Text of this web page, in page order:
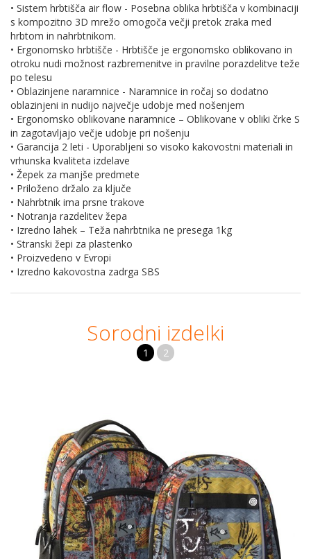
• Sistem hrbtišča air flow - Posebna oblika hrbtišča v kombinaciji
s kompozitno 3D mrežo omogoča večji pretok zraka med
hrbtom in nahrbtnikom.
• Ergonomsko hrbtišče - Hrbtišče je ergonomsko oblikovano in
otroku nudi možnost razbremenitve in pravilne porazdelitve teže
po telesu
• Oblazinjene naramnice - Naramnice in ročaj so dodatno
oblazinjeni in nudijo največje udobje med nošenjem
• Ergonomsko oblikovane naramnice – Oblikovane v obliki črke S
in zagotavljajo večje udobje pri nošenju
• Garancija 2 leti - Uporabljeni so visoko kakovostni materiali in
vrhunska kvaliteta izdelave
• Žepek za manjše predmete
• Priloženo držalo za ključe
• Nahrbtnik ima prsne trakove
• Notranja razdelitev žepa
• Izredno lahek – Teža nahrbtnika ne presega 1kg
• Stranski žepi za plastenko
• Proizvedeno v Evropi
• Izredno kakovostna zadrga SBS
Sorodni izdelki
1 2